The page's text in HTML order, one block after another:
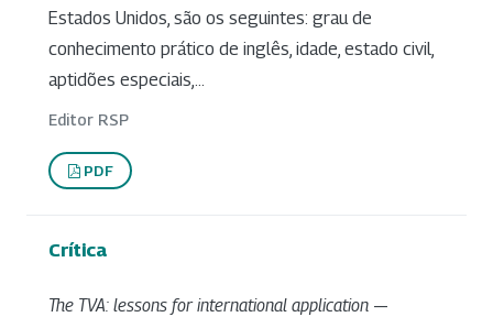
Estados Unidos, são os seguintes: grau de
conhecimento prático de inglês, idade, estado civil,
aptidões especiais,...
Editor RSP
PDF
Crítica
The TVA: lessons for international application —